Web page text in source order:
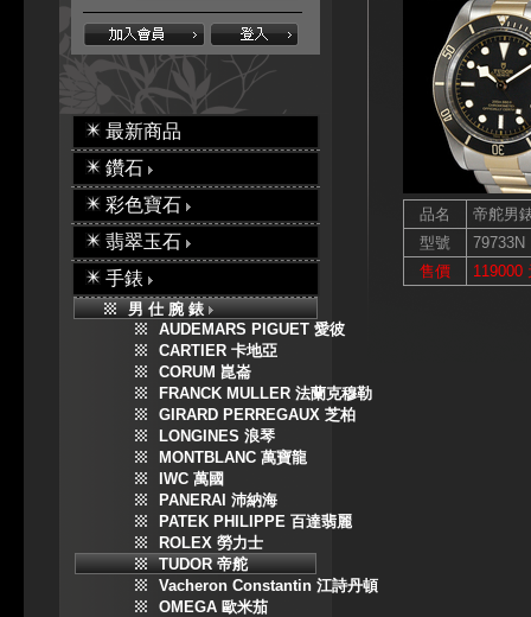
最新商品
鑽石
彩色寶石
翡翠玉石
手錶
男 仕 腕 錶
AUDEMARS PIGUET 愛彼
CARTIER 卡地亞
CORUM 崑崙
FRANCK MULLER 法蘭克穆勒
GIRARD PERREGAUX 芝柏
LONGINES 浪琴
MONTBLANC 萬寶龍
IWC 萬國
PANERAI 沛納海
PATEK PHILIPPE 百達翡麗
ROLEX 勞力士
TUDOR 帝舵
Vacheron Constantin 江詩丹頓
OMEGA 歐米茄
品名
帝舵男
型號
79733N
售價
119000